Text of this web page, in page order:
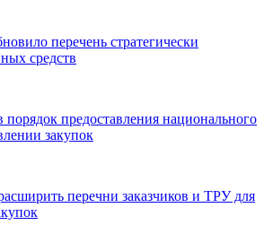
перечень стратегически
средств
предоставления национального
закупок
перечни заказчиков и ТРУ для